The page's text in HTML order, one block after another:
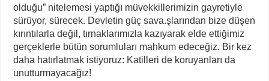
olduğu” nitelemesi yaptığı müvekkillerimizin gayretiyle
sürüyor, sürecek. Devletin güç sava.şlarından bize düşen
kırıntılarla değil, tırnaklarımızla kazıyarak elde ettiğimiz
gerçeklerle bütün sorumluları mahkum edeceğiz. Bir kez
daha hatırlatmak istiyoruz: Katilleri de koruyanları da
unutturmayacağız!